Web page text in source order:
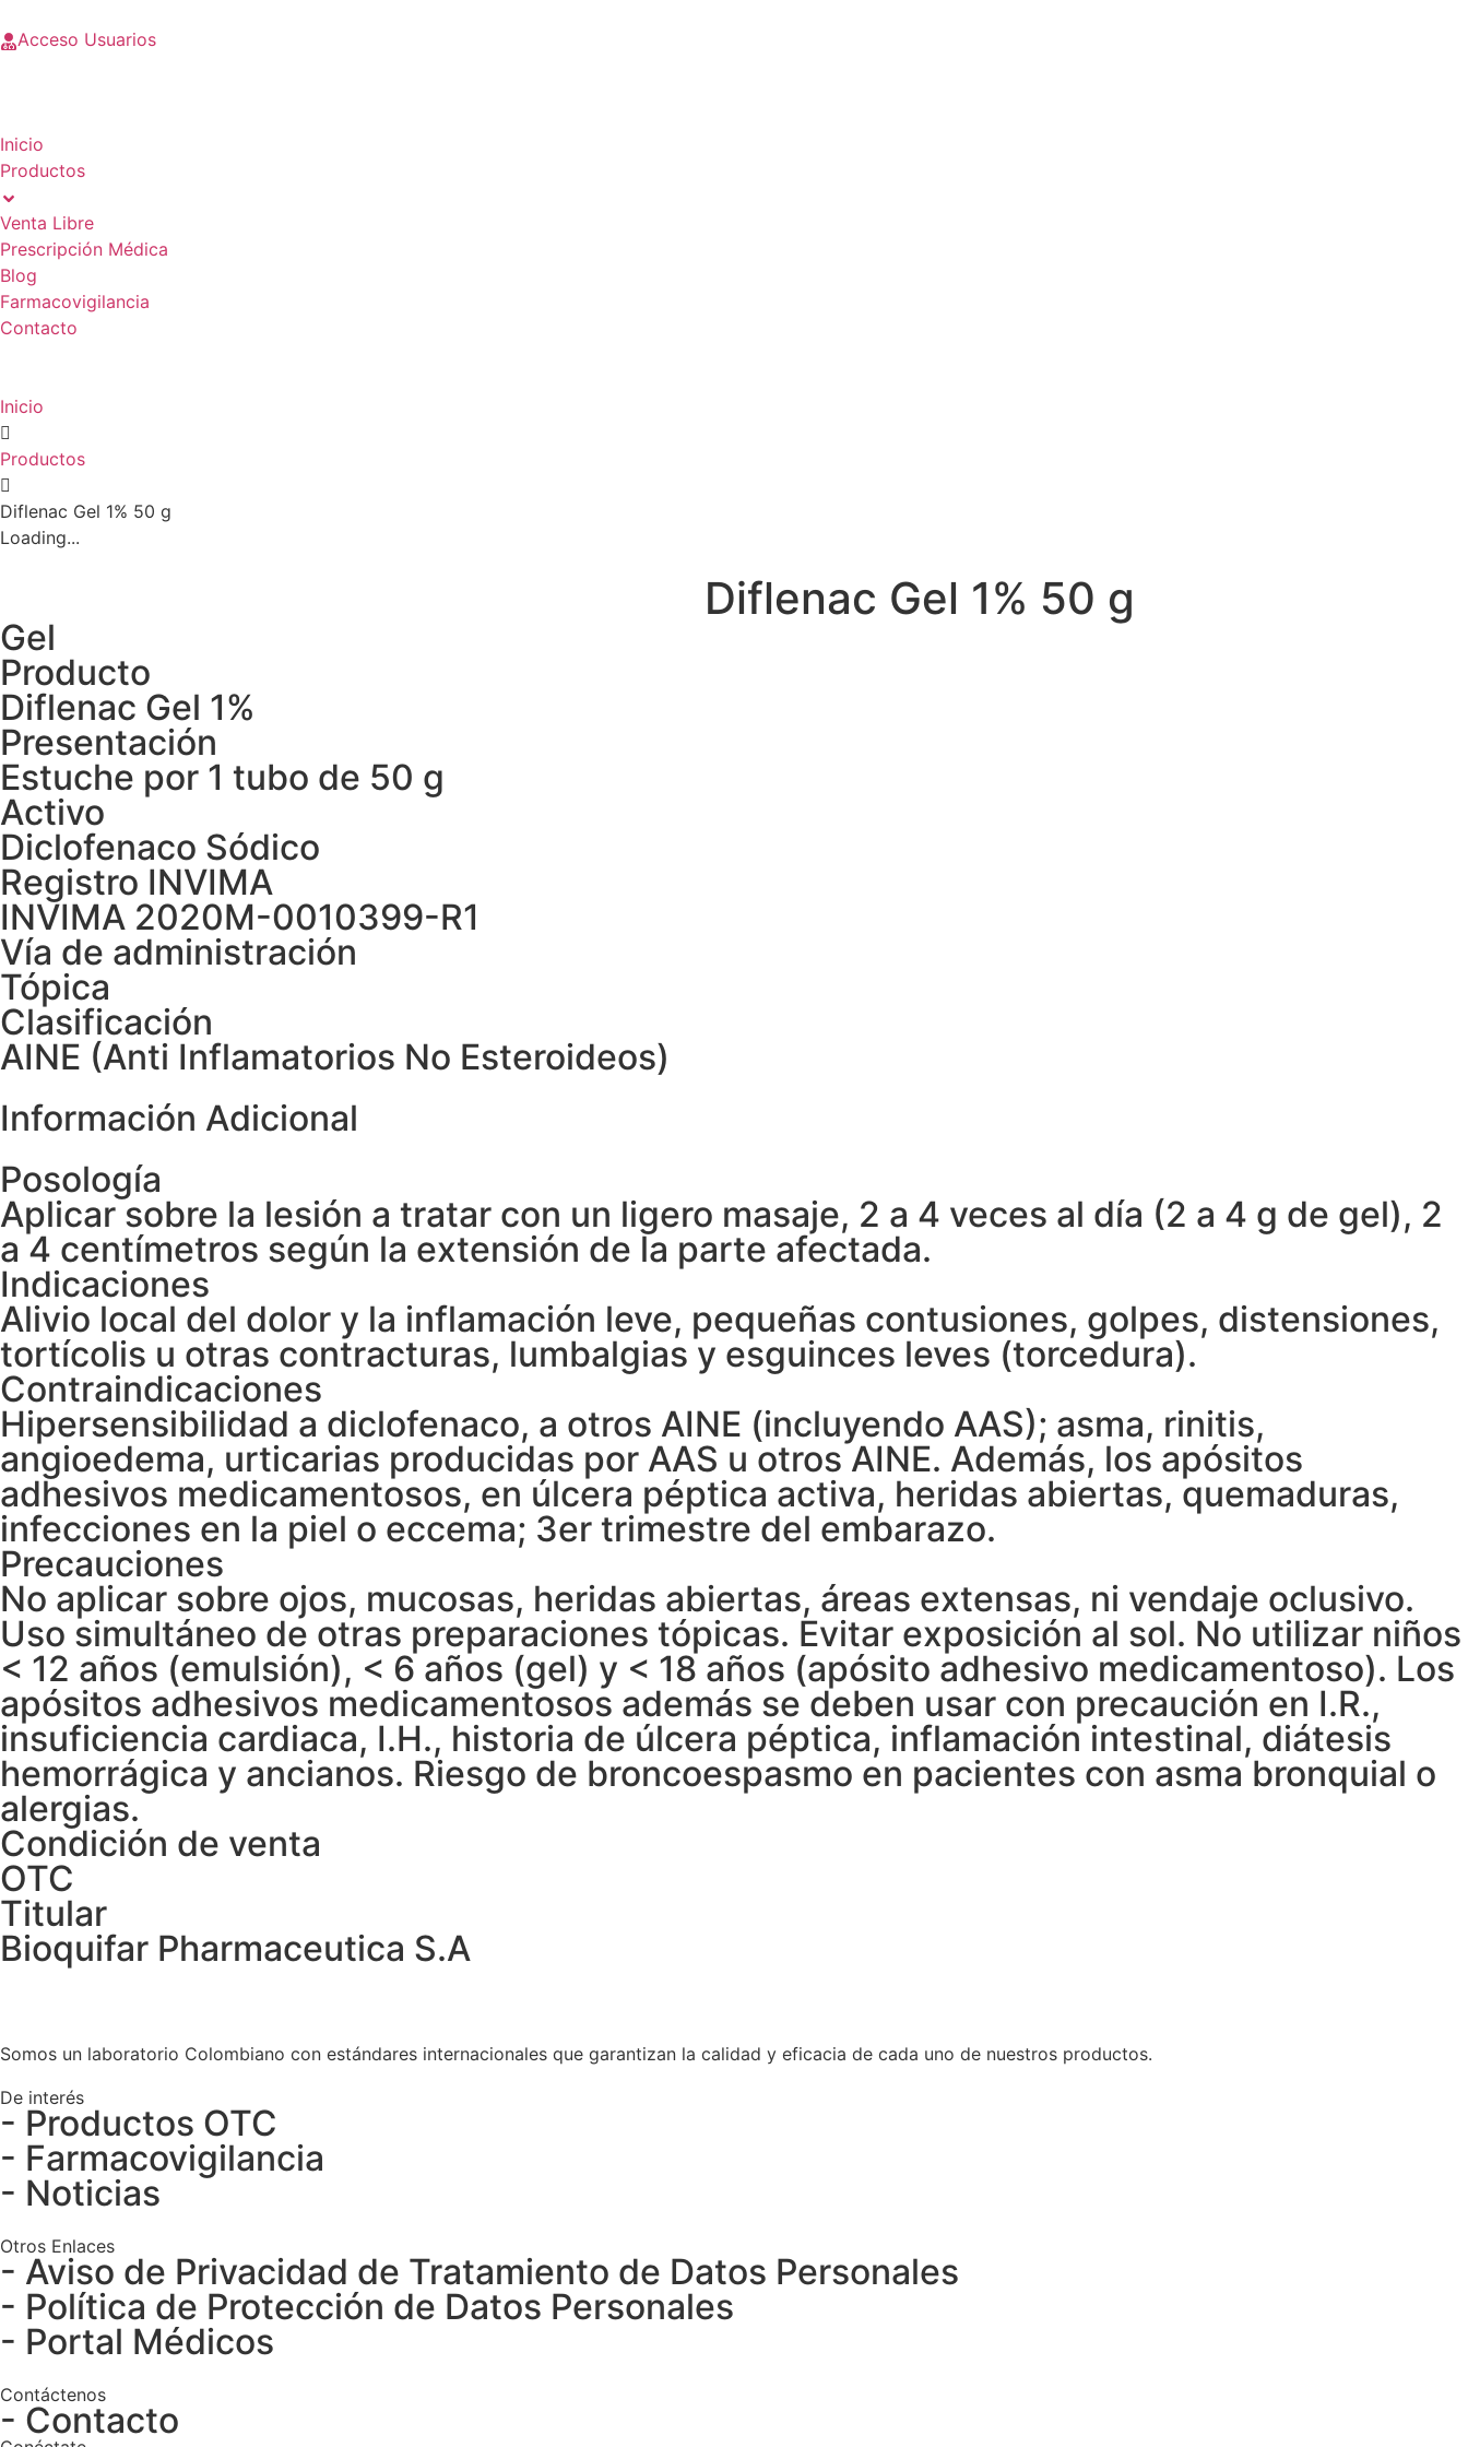
Acceso Usuarios
Inicio
Productos
Venta Libre
Prescripción Médica
Blog
Farmacovigilancia
Contacto
Inicio
Productos
Diflenac Gel 1% 50 g
Loading...
Diflenac Gel 1% 50 g
Gel
Producto
Diflenac Gel 1%
Presentación
Estuche por 1 tubo de 50 g
Activo
Diclofenaco Sódico
Registro INVIMA
INVIMA 2020M-0010399-R1
Vía de administración
Tópica
Clasificación
AINE (Anti Inflamatorios No Esteroideos)
Información Adicional
Posología
Aplicar sobre la lesión a tratar con un ligero masaje, 2 a 4 veces al día (2 a 4 g de gel), 2
a 4 centímetros según la extensión de la parte afectada.
Indicaciones
Alivio local del dolor y la inflamación leve, pequeñas contusiones, golpes, distensiones,
tortícolis u otras contracturas, lumbalgias y esguinces leves (torcedura).
Contraindicaciones
Hipersensibilidad a diclofenaco, a otros AINE (incluyendo AAS); asma, rinitis,
angioedema, urticarias producidas por AAS u otros AINE. Además, los apósitos
adhesivos medicamentosos, en úlcera péptica activa, heridas abiertas, quemaduras,
infecciones en la piel o eccema; 3er trimestre del embarazo.
Precauciones
No aplicar sobre ojos, mucosas, heridas abiertas, áreas extensas, ni vendaje oclusivo.
Uso simultáneo de otras preparaciones tópicas. Evitar exposición al sol. No utilizar niños
< 12 años (emulsión), < 6 años (gel) y < 18 años (apósito adhesivo medicamentoso). Los
apósitos adhesivos medicamentosos además se deben usar con precaución en I.R.,
insuficiencia cardiaca, I.H., historia de úlcera péptica, inflamación intestinal, diátesis
hemorrágica y ancianos. Riesgo de broncoespasmo en pacientes con asma bronquial o
alergias.
Condición de venta
OTC
Titular
Bioquifar Pharmaceutica S.A
Somos un laboratorio Colombiano con estándares internacionales que garantizan la calidad y eficacia de cada uno de nuestros productos.
De interés
- Productos OTC
- Farmacovigilancia
- Noticias
Otros Enlaces
- Aviso de Privacidad de Tratamiento de Datos Personales
- Política de Protección de Datos Personales
- Portal Médicos
Contáctenos
- Contacto